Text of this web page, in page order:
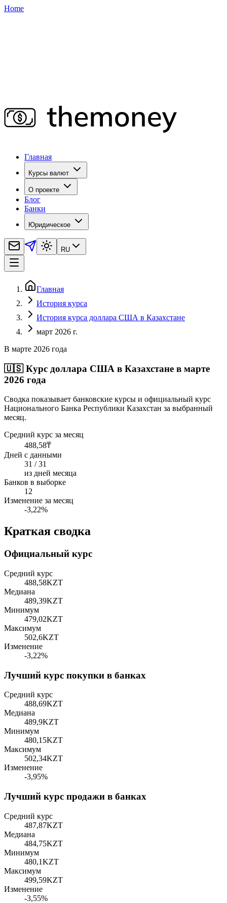
Home
Главная
Курсы валют
О проекте
Блог
Банки
Юридическое
RU
Главная
История курса
История курса доллара США в Казахстане
март 2026 г.
В марте 2026 года
🇺🇸 Курс доллара США в Казахстане в марте
2026 года
Сводка показывает банковские курсы и официальный курс
Национального Банка Республики Казахстан за выбранный
месяц.
Средний курс за месяц
488,58₸
Дней с данными
31 / 31
из дней месяца
Банков в выборке
12
Изменение за месяц
-3,22%
Краткая сводка
Официальный курс
Средний курс
488,58KZT
Медиана
489,39KZT
Минимум
479,02KZT
Максимум
502,6KZT
Изменение
-3,22%
Лучший курс покупки в банках
Средний курс
488,69KZT
Медиана
489,9KZT
Минимум
480,15KZT
Максимум
502,34KZT
Изменение
-3,95%
Лучший курс продажи в банках
Средний курс
487,87KZT
Медиана
484,75KZT
Минимум
480,1KZT
Максимум
499,59KZT
Изменение
-3,55%